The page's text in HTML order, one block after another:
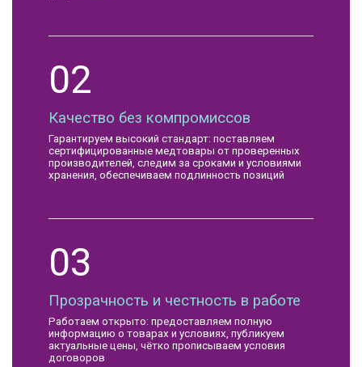
02
Качество без компромиссов
Гарантируем высокий стандарт: поставляем
сертифицированные медтовары от проверенных
производителей, следим за сроками и условиями
хранения, обеспечиваем подлинность позиций
03
Прозрачность и честность в работе
Работаем открыто: предоставляем полную
информацию о товарах и условиях, публикуем
актуальные цены, чётко прописываем условия
договоров